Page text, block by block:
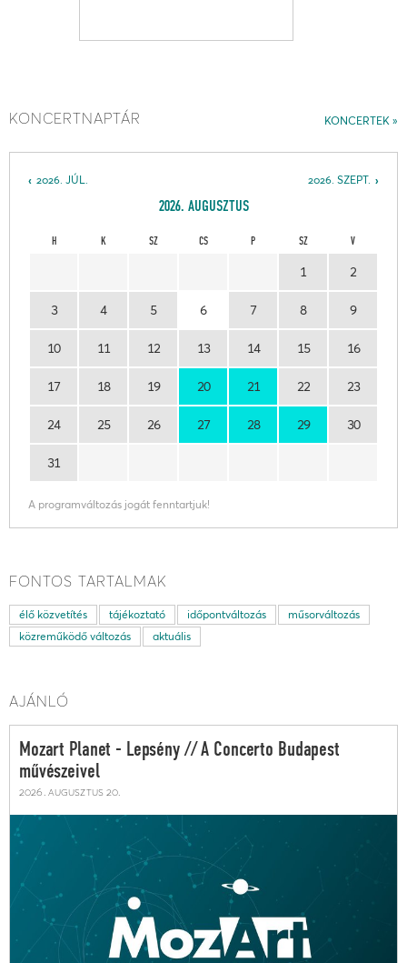
KONCERTEK
KONCERTNAPTÁR
2026. SZEPT.
2026. JÚL.
2026. AUGUSZTUS
H K SZ CS P SZ V
1 2
3 4 5 6 7 8 9
10 11 12 13 14 15 16
17 18 19 20 21 22 23
24 25 26 27 28 29 30
31
A programváltozás jogát fenntartjuk!
FONTOS TARTALMAK
élő közvetítés tájékoztató időpontváltozás
műsorváltozás
közreműködő változás
aktuális
AJÁNLÓ
Mozart Planet - Lepsény // A Concerto Budapest
művészeivel
2026. augusztus 20.